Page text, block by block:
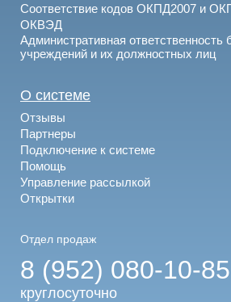
Соответствие кодов ОКПД2007 и
ОКВЭД
Административная
учреждений и их должностных лиц
О системе
Отзывы
Партнеры
Подключение к системе
Помощь
Управление рассылкой
Открытки
Отдел продаж
8 (952) 080-10-85
круглосуточно